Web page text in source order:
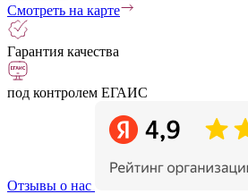
Смотреть на карте
Гарантия качества
под контролем ЕГАИС
Отзывы о нас